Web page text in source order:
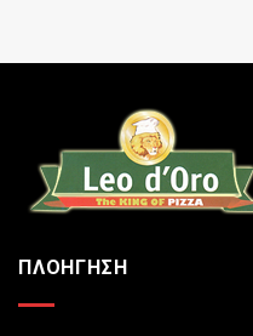
ΠΛΟΗΓΗΣΗ